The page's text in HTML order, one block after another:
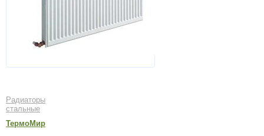
Радиаторы
стальные
ТермоМир